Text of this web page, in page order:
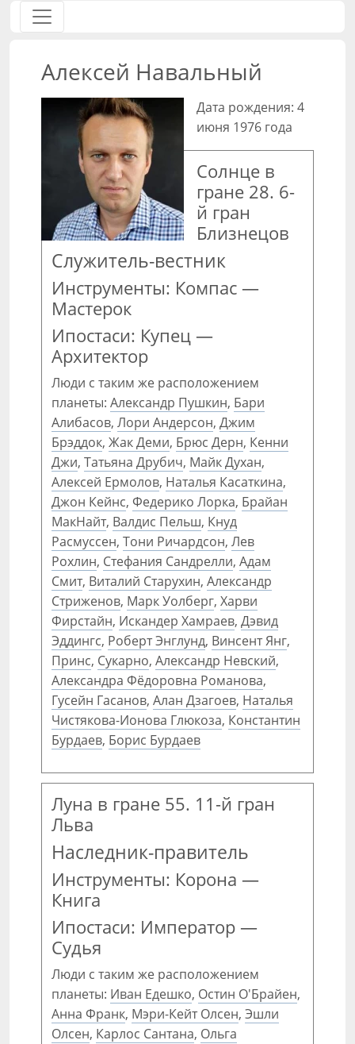
Алексей Навальный
Дата рождения: 4
июня 1976 года
Солнце в
гране 28. 6-
й гран
Близнецов
Служитель-вестник
Инструменты: Компас —
Мастерок
Ипостаси: Купец —
Архитектор
Люди с таким же расположением
планеты: Александр Пушкин, Бари
Алибасов, Лори Андерсон, Джим
Брэддок, Жак Деми, Брюс Дерн, Кенни
Джи, Татьяна Друбич, Майк Духан,
Алексей Ермолов, Наталья Касаткина,
Джон Кейнс, Федерико Лорка, Брайан
МакНайт, Валдис Пельш, Кнуд
Расмуссен, Тони Ричардсон, Лев
Рохлин, Стефания Сандрелли, Адам
Смит, Виталий Старухин, Александр
Стриженов, Марк Уолберг, Харви
Фирстайн, Искандер Хамраев, Дэвид
Эддингс, Роберт Энглунд, Винсент Янг,
Принс, Сукарно, Александр Невский,
Александра Фёдоровна Романова,
Гусейн Гасанов, Алан Дзагоев, Наталья
Чистякова-Ионова Глюкоза, Константин
Бурдаев, Борис Бурдаев
Луна в гране 55. 11-й гран
Льва
Наследник-правитель
Инструменты: Корона —
Книга
Ипостаси: Император —
Судья
Люди с таким же расположением
планеты: Иван Едешко, Остин О'Брайен,
Анна Франк, Мэри-Кейт Олсен, Эшли
Олсен, Карлос Сантана, Ольга